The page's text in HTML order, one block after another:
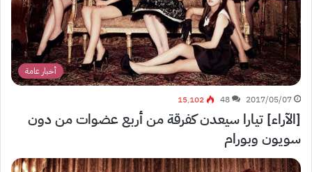
أخبار عامة
2017/05/07
48 15٬102
[الآراء] تيارا سيعدن كفرقة من أربع عضوات من دون
سويون وبورام